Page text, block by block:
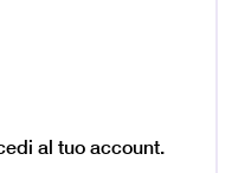
al tuo account.